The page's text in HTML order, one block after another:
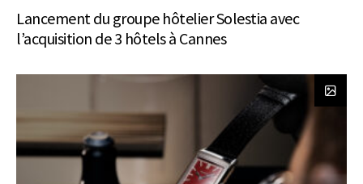
Lancement du groupe hôtelier Solestia avec
l’acquisition de 3 hôtels à Cannes